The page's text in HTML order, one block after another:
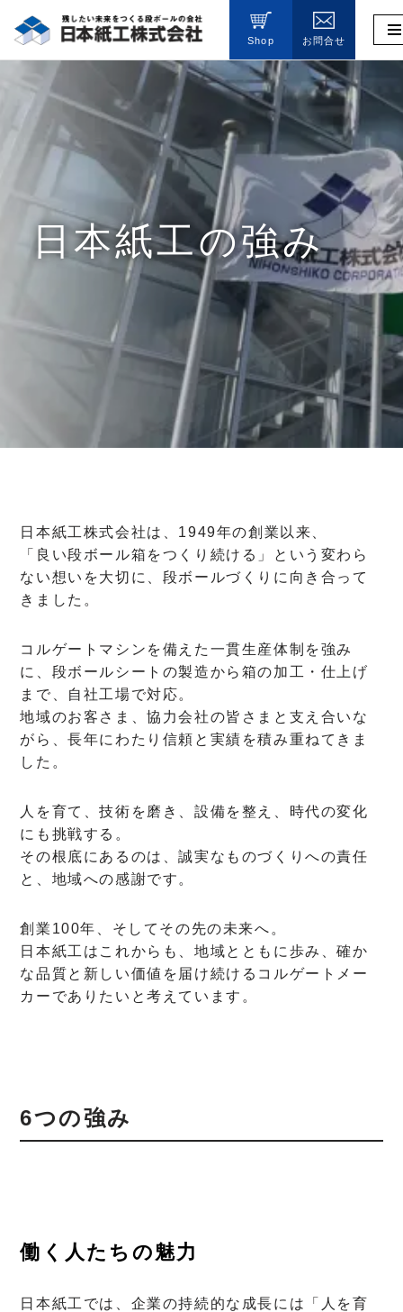
コ
ン
ツ
Shop お問合せ
日本紙工の強み
日本紙工株式会社は、1949年の創業以来、
「良い段ボール箱をつくり続ける」という変わら
ない想いを大切に、段ボールづくりに向き合って
きました。
コルゲートマシンを備えた一貫生産体制を強み
に、段ボールシートの製造から箱の加工・仕上げ
まで、自社工場で対応。
地域のお客さま、協力会社の皆さまと支え合いな
がら、長年にわたり信頼と実績を積み重ねてきま
した。
人を育て、技術を磨き、設備を整え、時代の変化
にも挑戦する。
その根底にあるのは、誠実なものづくりへの責任
と、地域への感謝です。
創業100年、そしてその先の未来へ。
日本紙工はこれからも、地域とともに歩み、確か
な品質と新しい価値を届け続けるコルゲートメー
カーでありたいと考えています。
6つの強み
働く人たちの魅力
日本紙工では、企業の持続的な成長には「人を育